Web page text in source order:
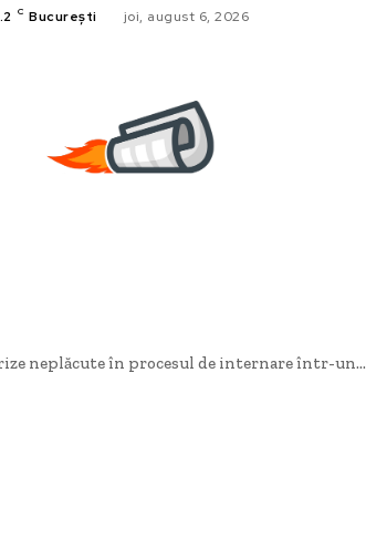
C București joi, august 6, 2026
neplăcute în procesul de internare într-un...